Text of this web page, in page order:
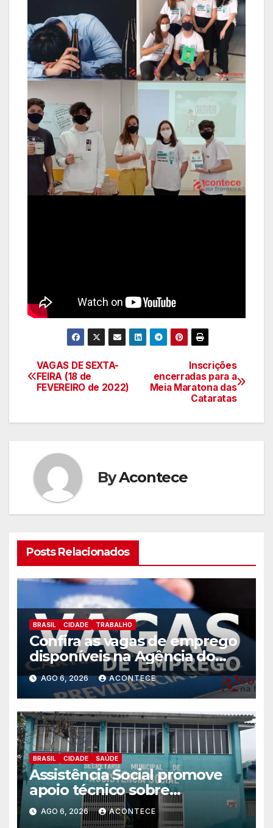
Navegação
de
artigos
Inscrições
encerradas para a
Meia Maratona das
Cataratas
VAGAS DE SEXTA-
FEIRA (18 de
FEVEREIRO de 2022)
ByAcontece
Posts Relacionados
BRASIL CIDADE TRABALHO
Confira as vagas de emprego
disponíveis na Agência do
Trabalhador
AGO 6, 2026 ACONTECE
BRASIL CIDADE SAÚDE
Assistência Social promove
apoio técnico sobre
preparação e resposta a
situações de emergência e
AGO 6, 2026 ACONTECE